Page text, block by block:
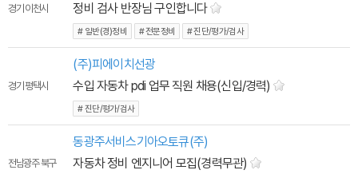
경기 이천시
정비 검사 반장님 구인합니다
# 일반(경)정비 # 전문정비 # 진단/평가/검사
경기 평택시
(주)피에이치선광
수입 자동차 pdi 업무 직원 채용(신입/경력)
# 진단/평가/검사
전남광주 북구
동광주서비스기아오토큐(주)
자동차 정비 엔지니어 모집(경력무관)